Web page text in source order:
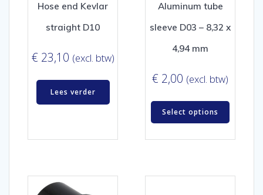
Hose end Kevlar
straight D10
€ 23,10 (excl. btw)
Lees verder
Aluminum tube
sleeve D03 – 8,32 x
4,94 mm
€ 2,00 (excl. btw)
Select options